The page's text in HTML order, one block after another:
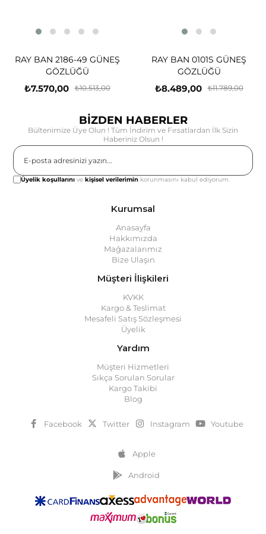
49 GÜNEŞ
₺10.513,00
RAY BAN 0101S GÜNEŞ
₺8.489,00 ₺11.789,00
RAY BAN
₺7.132,00
BİZDEN HABERLER
Bültenimize Üye Olun ! Tüm İndirim ve Fırsatlardan İlk Sizin
Haberiniz Olsun !
Üyelik koşullarını vekişisel verilerimin korunmasını kabul ediyorum.
Kurumsal
Anasayfa
Hakkımızda
Mağazalarımız
Bize Ulaşın
Müşteri İlişkileri
KVKK
Kargo & Teslimat
Mesafeli Satış Sözleşmesi
Üyelik
Yardım
Müşteri Hizmetleri
Sıkça Sorulan Sorular
Kargo Takibi
Blog
Facebook Twitter Instagram Youtube
Apple
Android